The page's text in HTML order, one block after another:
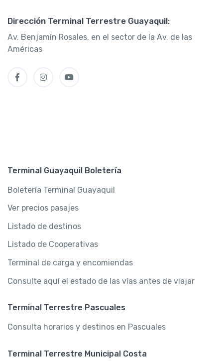
Dirección Terminal Terrestre Guayaquil:
Av. Benjamín Rosales, en el sector de la Av. de las
Américas
Terminal Guayaquil Boletería
Boletería Terminal Guayaquil
Ver precios pasajes
Listado de destinos
Listado de Cooperativas
Terminal de carga y encomiendas
Consulte aquí el estado de las vías antes de viajar
Terminal Terrestre Pascuales
Consulta horarios y destinos en Pascuales
Terminal Terrestre Municipal Costa